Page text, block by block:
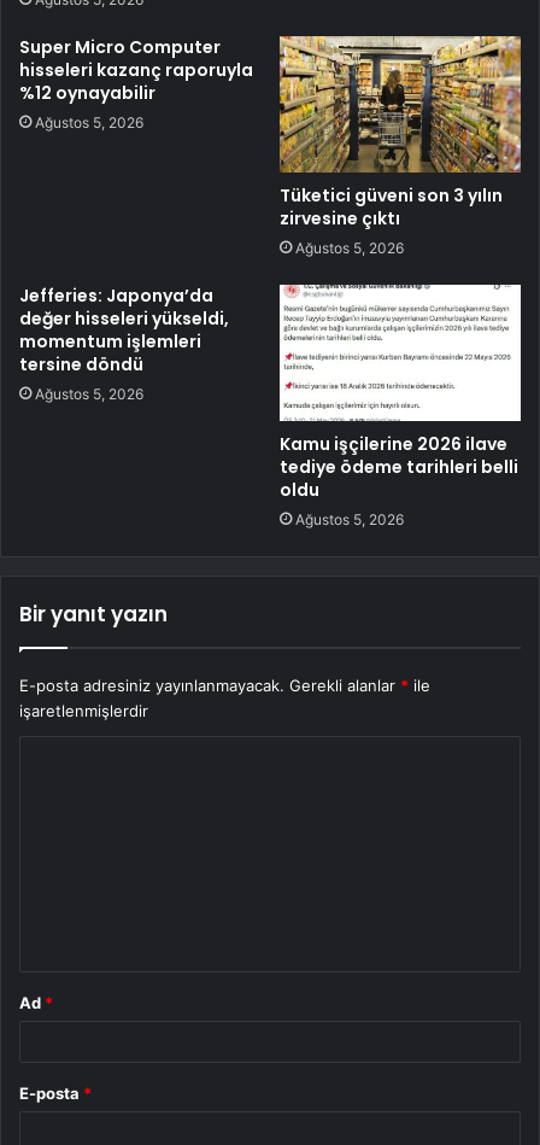
Super Micro Computer
hisseleri kazanç raporuyla
%12 oynayabilir
Ağustos 5, 2026
Tüketici güveni son 3 yılın
zirvesine çıktı
Ağustos 5, 2026
Jefferies: Japonya’da
değer hisseleri yükseldi,
momentum işlemleri
tersine döndü
Ağustos 5, 2026
Kamu işçilerine 2026 ilave
tediye ödeme tarihleri belli
oldu
Ağustos 5, 2026
Bir yanıt yazın
E-posta adresiniz yayınlanmayacak. Gerekli alanlar * ile
işaretlenmişlerdir
Ad *
E-posta *